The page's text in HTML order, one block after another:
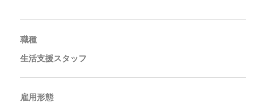
職種
生活支援スタッフ
雇用形態